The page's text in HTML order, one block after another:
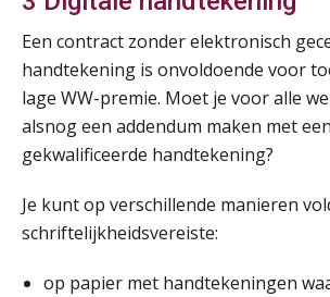
Een contract zonder elektronisch
handtekening is onvoldoende voor
lage WW-premie. Moet je voor alle
alsnog een addendum maken met
gekwalificeerde handtekening?
Je kunt op verschillende manieren
schriftelijkheidsvereiste:
op papier met handtekeningen